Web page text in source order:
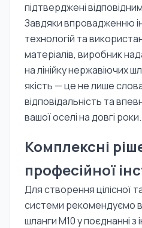
підтверджені
Завдяки впровадженню
технологій та
матеріалів, виробник
на лінійку нержавіючих
якість — це не лише
відповідальність та
вашої оселі на довгі роки.
Комплексні
професійної
Для створення цілісної
системи рекомендуємо
шланги М10 у поєднанні